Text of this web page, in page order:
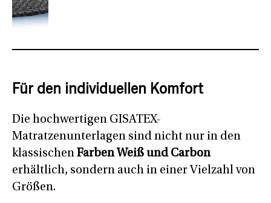
Für den individuellen Komfort
Die hochwertigen GISATEX-
Matratzenunterlagen sind nicht nur in den
klassischen Farben Weiß und Carbon
erhältlich, sondern auch in einer Vielzahl von
Größen.